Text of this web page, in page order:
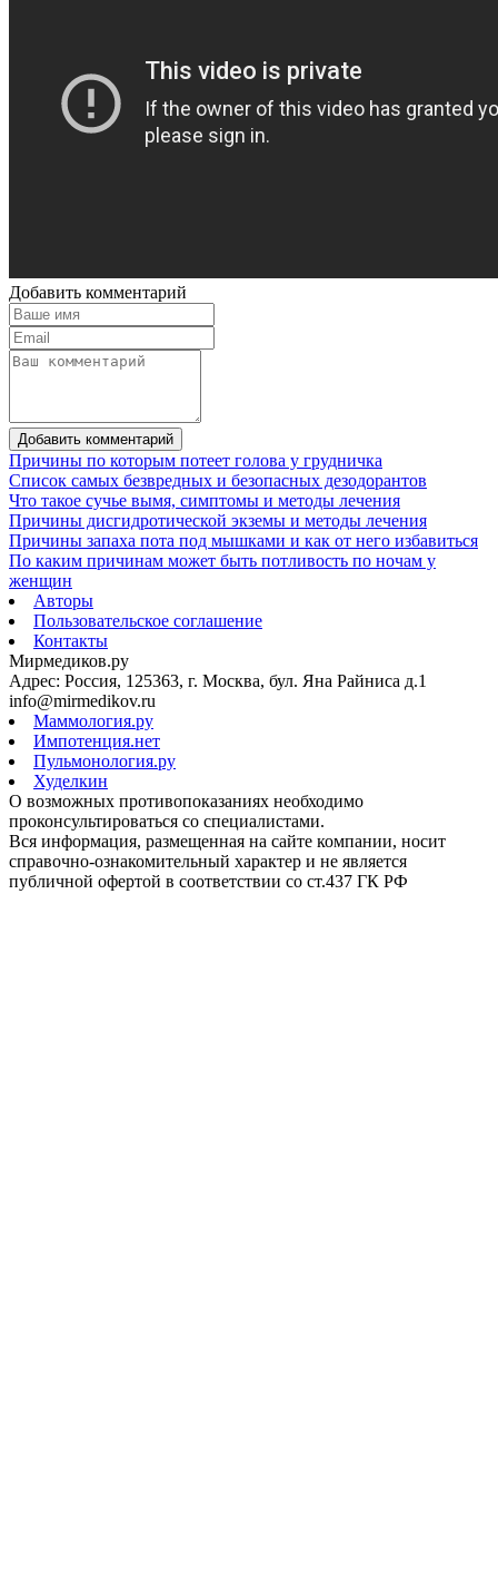
Добавить комментарий
Добавить комментарий
Причины по которым потеет голова у грудничка
Список самых безвредных и безопасных дезодорантов
Что такое сучье вымя, симптомы и методы лечения
Причины дисгидротической экземы и методы лечения
Причины запаха пота под мышками и как от него избавиться
По каким причинам может быть потливость по ночам у
женщин
Авторы
Пользовательское соглашение
Контакты
Мирмедиков.ру
Адрес: Россия, 125363, г. Москва, бул. Яна Райниса д.1
info@mirmedikov.ru
Маммология.ру
Импотенция.нет
Пульмонология.ру
Худелкин
О возможных противопоказаниях необходимо
проконсультироваться со специалистами.
Вся информация, размещенная на сайте компании, носит
справочно-ознакомительный характер и не является
публичной офертой в соответствии со ст.437 ГК РФ